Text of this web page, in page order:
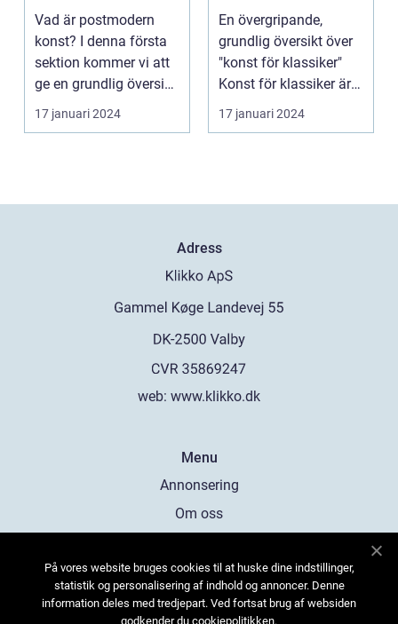
analys av en
mångfacetterad
rörelse
Vad är postmodern
konst? I denna första
sektion kommer vi att
ge en grundlig översikt
över postmode...
17 januari 2024
tidlösa konsten
En övergripande,
grundlig översikt över
"konst för klassiker"
Konst för klassiker är
en genre inom ...
17 januari 2024
Adress
web: www.klikko.dk
Menu
Annonsering
Om oss
Kontakta oss
Sitemap
På vores website bruges cookies til at huske dine indstillinger,
statistik og personalisering af indhold og annoncer. Denne
information deles med tredjepart. Ved fortsat brug af websiden
godkender du cookiepolitikken.